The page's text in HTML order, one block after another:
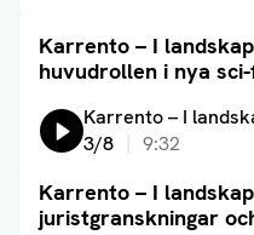
Karrento – I
huvudrollen i nya
Läs artikel
Lyssna på:
Karrento – I
3/8
9:32
Karrento – I
juristgranskningar
Läs artikel